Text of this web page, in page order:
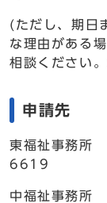
(ただし、期日
な理由がある
相談ください
申請先
東福祉事務
6619
中福祉事務